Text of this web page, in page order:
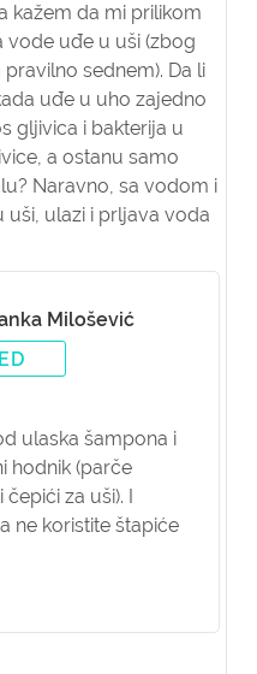
kažem da mi prilikom
vode uđe u uši (zbog
sednem). Da li
uđe u uho zajedno
gljivica i bakterija u
a ostanu samo
Naravno, sa vodom i
ulazi i prljava voda
Milošević
ulaska šampona i
hodnik (parče
za uši). I
ne koristite štapiće